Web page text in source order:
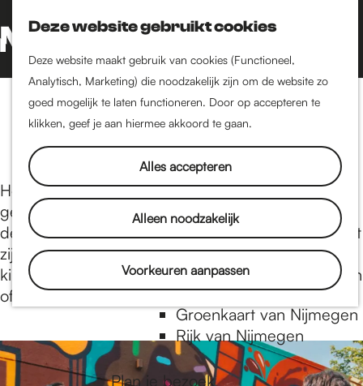
Deze website gebruikt cookies
Deze website maakt gebruik van cookies (Functioneel,
Analytisch, Marketing) die noodzakelijk zijn om de website zo
goed mogelijk te laten functioneren. Door op accepteren te
klikken, geef je aan hiermee akkoord te gaan.
Alles accepteren
Alleen noodzakelijk
Voorkeuren aanpassen
a
d
e
h
o
m
e
g
Z
o
e
k
e
n
K
a
a
r
t
M
e
n
Nijmegen-Oud-West
Dukenburg
Lindenholt
Historie
De oudste stad van
Nederland
Historische tijdlijn
Romeinse Limes
Vrede van Nijmegen
Penning
Natuur in Nijmegen
Groenkaart van Nijmegen
Rijk van Nijmegen
Plan je bezoek
Uitgelicht
Het beste van Nijmegen, voor jou op een rijtje
gezet. Lees hier over de hotspots in de stad, van
de beste restaurants tot de leukste winkels. Of wat
zijn de leukste activiteiten om te doen met
kinderen? En wat zijn de mooiste tentoonstellingen
of leukste voorstellingen?
1
t